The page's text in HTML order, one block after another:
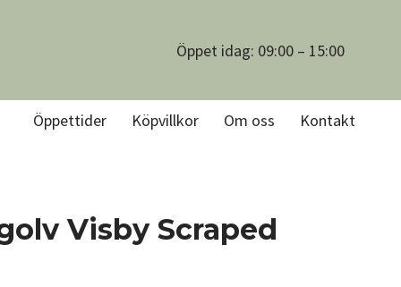
Öppet idag: 09:00 – 15:00
Öppettider Köpvillkor Om oss Kontakt
Visby Scraped